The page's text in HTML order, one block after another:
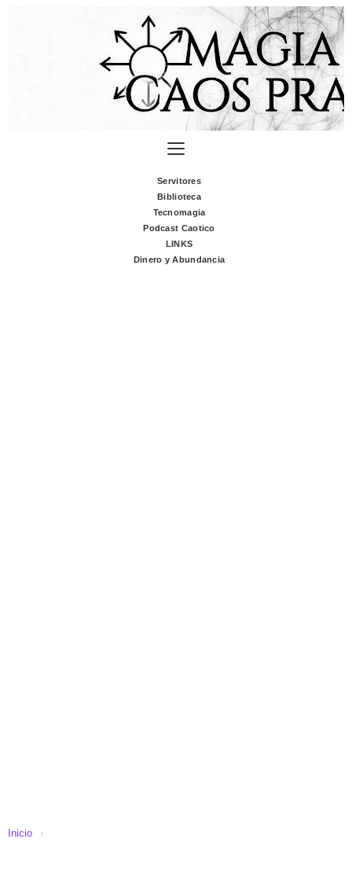
Servitores
Biblioteca
Tecnomagia
Podcast Caotico
LINKS
Dinero y Abundancia
Inicio ›